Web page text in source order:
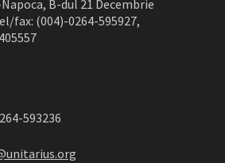
B-dul 21 Decembrie
fax: (004)-0264-595927,
593236